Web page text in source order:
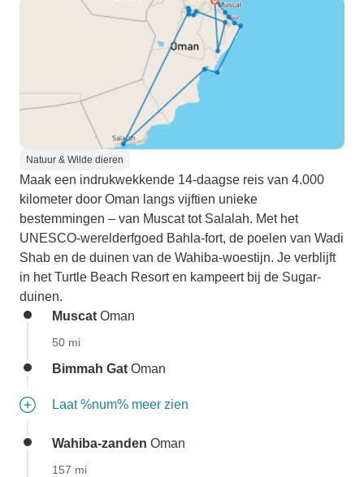
Natuur & Wilde dieren
Maak een indrukwekkende 14-daagse reis van 4.000
kilometer door Oman langs vijftien unieke
bestemmingen – van Muscat tot Salalah. Met het
UNESCO-werelderfgoed Bahla-fort, de poelen van Wadi
Shab en de duinen van de Wahiba-woestijn. Je verblijft
in het Turtle Beach Resort en kampeert bij de Sugar-
duinen.
Muscat Oman
50 mi
Bimmah Gat Oman
Laat %num% meer zien
Wahiba-zanden Oman
157 mi